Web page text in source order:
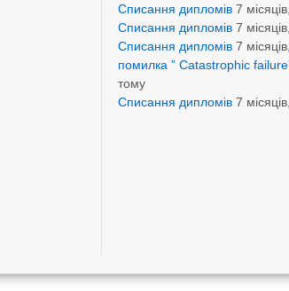
Списання дипломів 7
Списання дипломів 7
Списання дипломів 7
помилка ” Catastrophic
тому
Списання дипломів 7